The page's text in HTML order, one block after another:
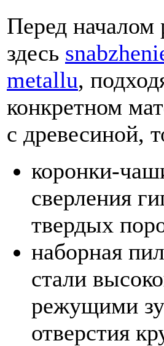
Перед началом
здесь
metallu,
конкретном
с древесиной,
коронки-
сверления
твердых
наборная
стали
режущими
отверстия